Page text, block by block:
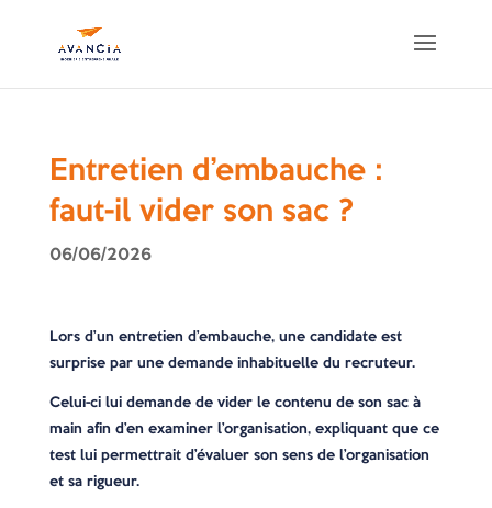
Entretien d’embauche :
faut-il vider son sac ?
06/06/2026
Lors d’un entretien d’embauche, une candidate est
surprise par une demande inhabituelle du recruteur.
Celui-ci lui demande de vider le contenu de son sac à
main afin d’en examiner l’organisation, expliquant que ce
test lui permettrait d’évaluer son sens de l’organisation
et sa rigueur.